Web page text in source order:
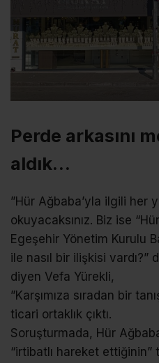
Perde arkasını
aldık…
”Hür Ağbaba’yla ilgili her
okuyacaksınız. Biz ise
Egeşehir Yönetim Kurulu
ile nasıl bir ilişkisi
diyen Vefa Yürekli,
”Karşımıza sıradan bir
ticari ortaklık çıktı.
Soruşturmada, Hür
“irtibatlı hareket